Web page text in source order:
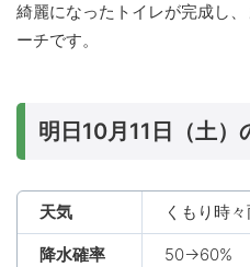
綺麗になったトイレが完成し
ーチです。
明日10月11日（土）
天気 くもり時
降水確率 50→60%